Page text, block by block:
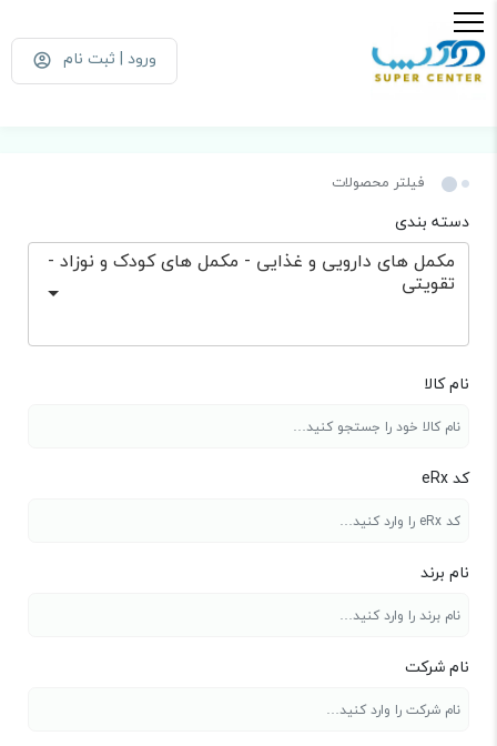
ورود | ثبت نام
فیلتر محصولات
دسته بندی
مکمل های دارویی و غذایی - مکمل های کودک و نوزاد -
تقویتی
نام کالا
کد eRx
نام برند
نام شرکت